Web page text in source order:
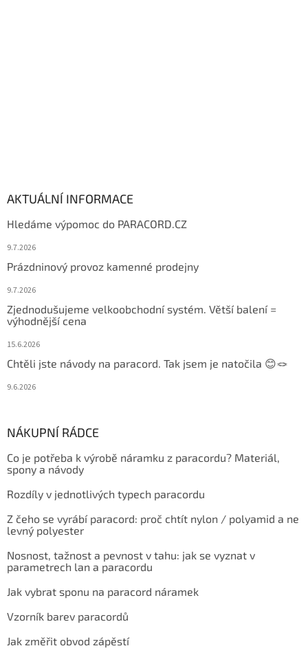
AKTUÁLNÍ INFORMACE
Hledáme výpomoc do PARACORD.CZ
9.7.2026
Prázdninový provoz kamenné prodejny
9.7.2026
Zjednodušujeme velkoobchodní systém. Větší balení =
výhodnější cena
15.6.2026
Chtěli jste návody na paracord. Tak jsem je natočila 😊🪢
9.6.2026
NÁKUPNÍ RÁDCE
Co je potřeba k výrobě náramku z paracordu? Materiál,
spony a návody
Rozdíly v jednotlivých typech paracordu
Z čeho se vyrábí paracord: proč chtít nylon / polyamid a ne
levný polyester
Nosnost, tažnost a pevnost v tahu: jak se vyznat v
parametrech lan a paracordu
Jak vybrat sponu na paracord náramek
Vzorník barev paracordů
Jak změřit obvod zápěstí